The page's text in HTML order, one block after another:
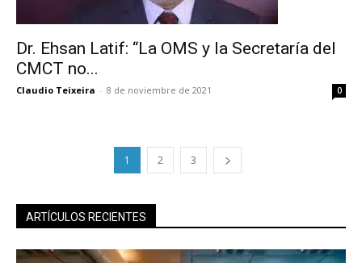
SUBSCRIBIRSE
Dr. Ehsan Latif: “La OMS y la Secretaría del
CMCT no...
Claudio Teixeira - 8 de noviembre de 2021 0
1 2 3
ARTÍCULOS RECIENTES